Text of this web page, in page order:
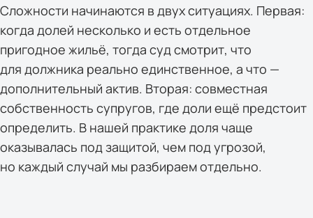
Сложности начинаются в двух ситуациях. Первая:
когда долей несколько и есть отдельное
пригодное жильё, тогда суд смотрит, что
для должника реально единственное, а что —
дополнительный актив. Вторая: совместная
собственность супругов, где доли ещё предстоит
определить. В нашей практике доля чаще
оказывалась под защитой, чем под угрозой,
но каждый случай мы разбираем отдельно.